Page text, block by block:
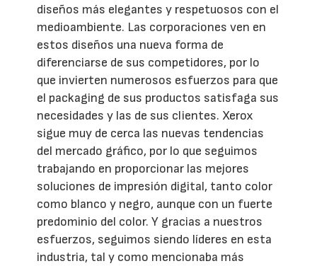
diseños más elegantes y respetuosos con el
medioambiente. Las corporaciones ven en
estos diseños una nueva forma de
diferenciarse de sus competidores, por lo
que invierten numerosos esfuerzos para que
el packaging de sus productos satisfaga sus
necesidades y las de sus clientes. Xerox
sigue muy de cerca las nuevas tendencias
del mercado gráfico, por lo que seguimos
trabajando en proporcionar las mejores
soluciones de impresión digital, tanto color
como blanco y negro, aunque con un fuerte
predominio del color. Y gracias a nuestros
esfuerzos, seguimos siendo líderes en esta
industria, tal y como mencionaba más